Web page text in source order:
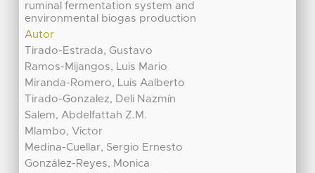
ruminal fermentation system and
environmental biogas production
Autor
Tirado-Estrada, Gustavo
Ramos-Mijangos, Luis Mario
Miranda-Romero, Luis Aalberto
Tirado-Gonzalez, Deli Nazmín
Salem, Abdelfattah Z.M.
Mlambo, Victor
Medina-Cuellar, Sergio Ernesto
González-Reyes, Monica